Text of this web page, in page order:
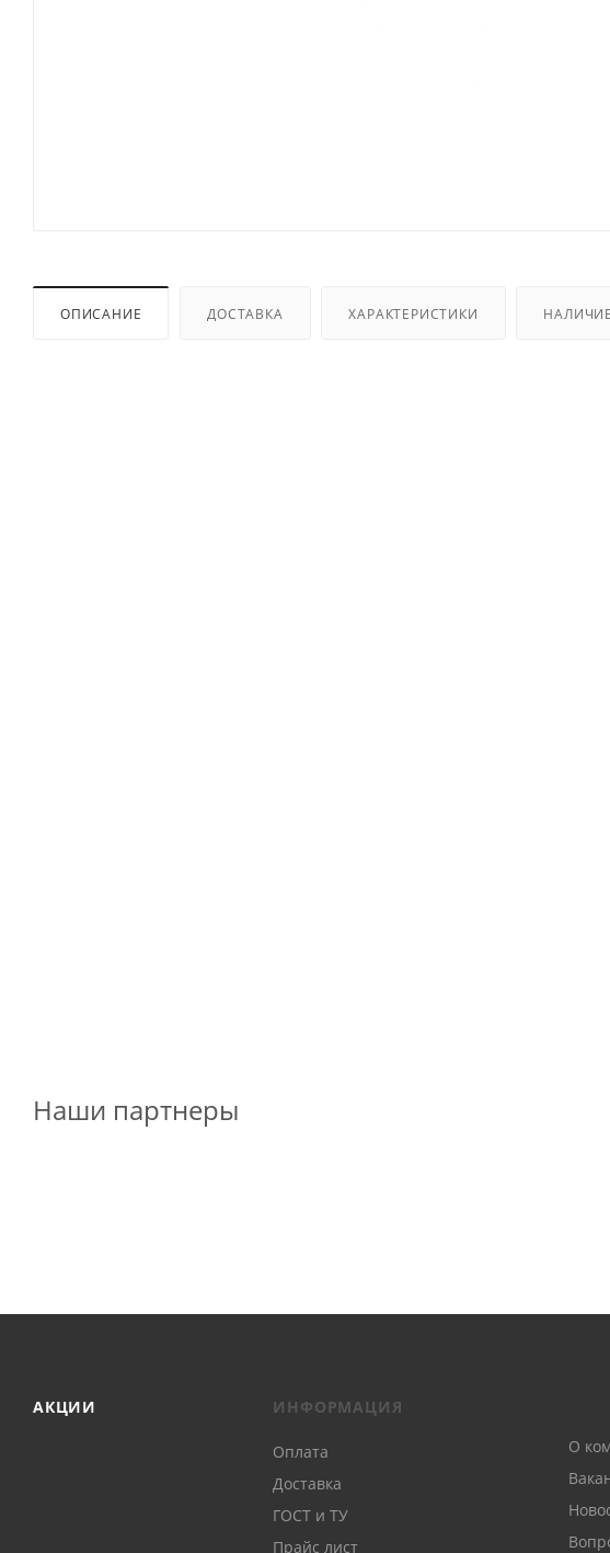
ОПИСАНИЕ ДОСТАВКА ХАРАКТЕРИСТИКИ
Наши партнеры
АКЦИИ ИНФОРМАЦИЯ
Оплата
Доставка
ГОСТ и ТУ
Прайс лист
О